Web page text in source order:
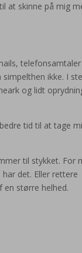
at skinne på mig
ikke. I
og lidt
tid til at tage
til stykket. For
det. Eller rettere
en større helhed.